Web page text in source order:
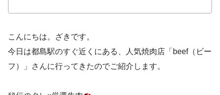
こんにちは。ざきです。
今日は都島駅のすぐ近くにある、人気焼肉店「beef（ビー
フ）」さんに行ってきたのでご紹介します。